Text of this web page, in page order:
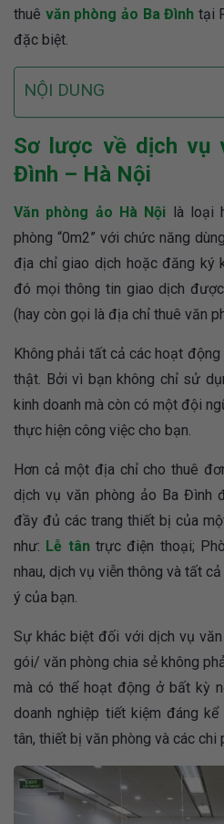
thuê văn phòng ảo Ba Đình tại
đặc biệt.
NỘI DUNG
Sơ lược về dịch vụ
Đình – Hà Nội
Văn phòng ảo Hà Nội là loại
phòng “0m2” với chức năng
địa chỉ giao dịch hoặc đăng ký
đó mọi thông tin giao dịch
(hay còn gọi là địa chỉ thuê văn
Không phải tất cả các hoạt động
thật. Bởi vì bạn không chỉ sử
kinh doanh mà còn có một đội
thực hiện công việc cho bạn.
Hơn cả một địa chỉ cho thuê
dịch vụ văn phòng ảo Ba Đình
đầy đủ các trang thiết bị của
như: Lễ tântrực điện thoại;
nhau, dịch vụ viễn thông và tất
ý của bạn.
Sự khác biệt đối với dịch vụ
gói/ văn phòng chia sẻ không
mà có thể hoạt động ở bất kỳ
doanh nghiệp tiết kiệm đáng
tân, thiết bị văn phòng và các chi